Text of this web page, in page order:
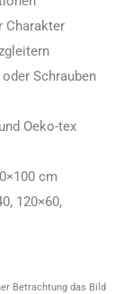
Charakter
Schrauben
Oeko-tex
cm
120×60,
Betrachtung das Bild